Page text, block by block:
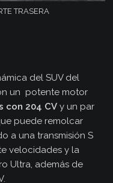
TRASERA
del SUV del
un potente motor
con 204 CV y un par
puede remolcar
a una transmisión S
velocidades y la
Ultra, además de